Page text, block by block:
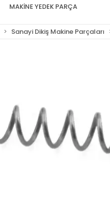
MAKİNE YEDEK PARÇA
Sanayi Dikiş Makine Parçaları